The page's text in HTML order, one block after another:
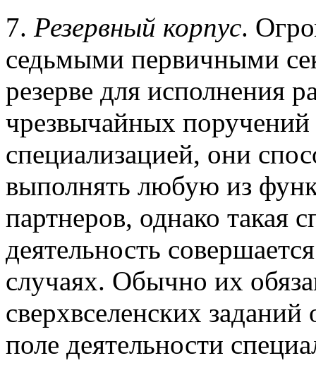
7. Резервный корпус.
седьмыми первичными
резерве для исполнения
чрезвычайных
специализацией, они
выполнять любую из
партнеров, однако такая
деятельность
случаях. Обычно их
сверхвселенских
поле деятельности